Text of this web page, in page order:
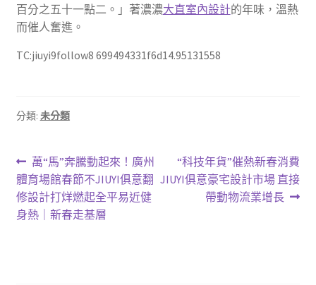
百分之五十一點二。」著濃濃大直室內設計的年味，溫熱
而催人奮進。
TC:jiuyi9follow8 699494331f6d14.95131558
分類: 未分類
文
章
導
上
一
篇
文
萬“馬”奔騰動起來！廣州
體育場館春節不JIUYI俱意翻
修設計打烊燃起全平易近健
身熱｜新春走基層
下
一
“科技年貨”催熱新春消費
JIUYI俱意豪宅設計市場 直接
帶動物流業增長